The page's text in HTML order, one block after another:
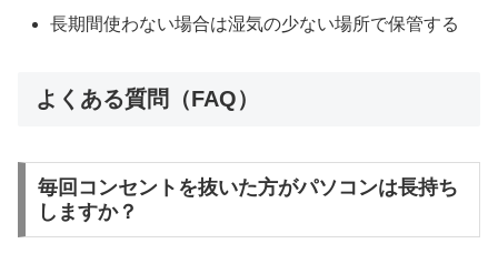
長期間使わない場合は湿気の少ない場所で保管する
よくある質問（FAQ）
毎回コンセントを抜いた方がパソコンは長持ち
しますか？